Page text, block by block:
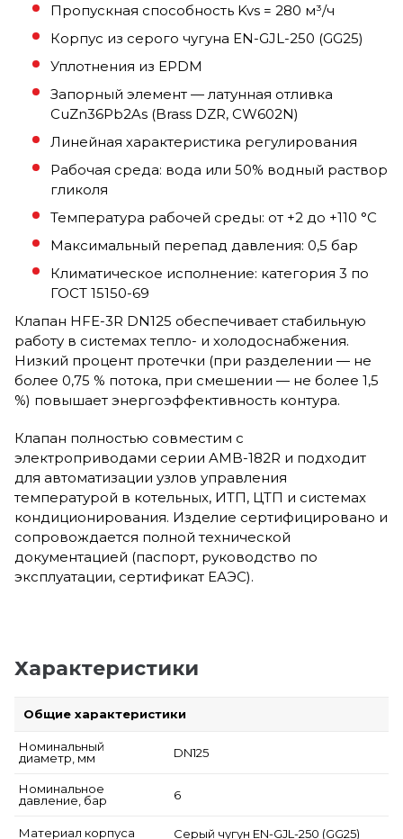
Пропускная способность Kvs = 280 м³/ч
Корпус из серого чугуна EN-GJL-250 (GG25)
Уплотнения из EPDM
Запорный элемент — латунная отливка
CuZn36Pb2As (Brass DZR, CW602N)
Линейная характеристика регулирования
Рабочая среда: вода или 50% водный раствор
гликоля
Температура рабочей среды: от +2 до +110 °C
Максимальный перепад давления: 0,5 бар
Климатическое исполнение: категория 3 по
ГОСТ 15150-69
Клапан HFE-3R DN125 обеспечивает стабильную
работу в системах тепло- и холодоснабжения.
Низкий процент протечки (при разделении — не
более 0,75 % потока, при смешении — не более 1,5
%) повышает энергоэффективность контура.
Клапан полностью совместим с
электроприводами серии AMB-182R и подходит
для автоматизации узлов управления
температурой в котельных, ИТП, ЦТП и системах
кондиционирования. Изделие сертифицировано и
сопровождается полной технической
документацией (паспорт, руководство по
эксплуатации, сертификат ЕАЭС).
Характеристики
Общие характеристики
Номинальный
диаметр, мм
DN125
Номинальное
давление, бар
6
Материал корпуса Серый чугун EN-GJL-250 (GG25)